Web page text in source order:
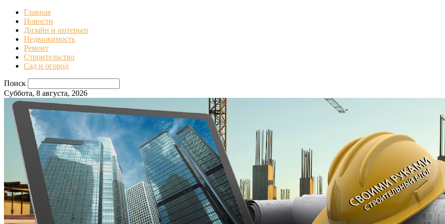
Главная
Новости
Дизайн и интерьер
Недвижимость
Ремонт
Строительство
Сад и огород
Поиск
Суббота, 8 августа, 2026